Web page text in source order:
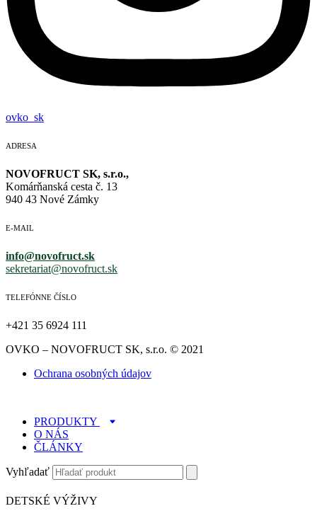
ovko_sk
ADRESA
NOVOFRUCT SK, s.r.o.,
Komárňanská cesta č. 13
940 43 Nové Zámky
E-MAIL
info@novofruct.sk
sekretariat@novofruct.sk
TELEFÓNNE ČÍSLO
+421 35 6924 111
OVKO – NOVOFRUCT SK, s.r.o. © 2021
Ochrana osobných údajov
PRODUKTY
O NÁS
ČLÁNKY
Vyhľadať
DETSKÉ VÝŽIVY